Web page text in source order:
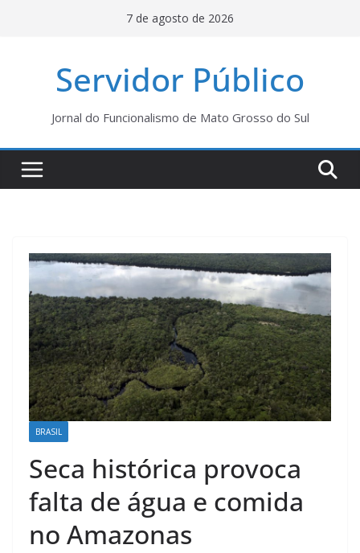
7 de agosto de 2026
Servidor Público
Jornal do Funcionalismo de Mato Grosso do Sul
BRASIL
Seca histórica provoca
falta de água e comida
no Amazonas